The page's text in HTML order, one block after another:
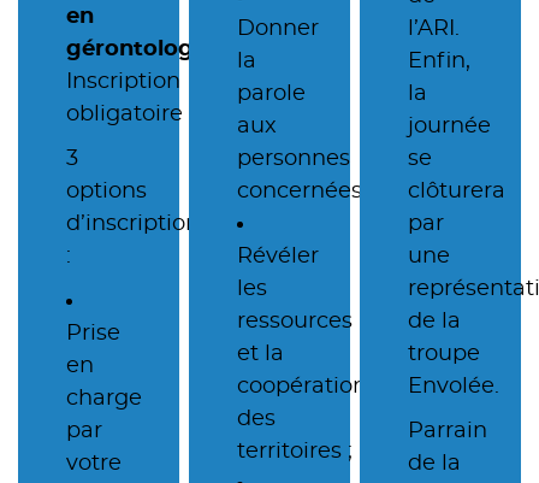
en
gérontologie »
Inscription
obligatoire
3
options
d’inscription
:
Prise
en
charge
par
votre
Donner
la
parole
aux
personnes
concernées ;
Révéler
les
ressources
et la
coopération
des
territoires ;
l’ARI.
Enfin,
la
journée
se
clôturera
par
une
de la
troupe
Envolée.
Parrain
de la